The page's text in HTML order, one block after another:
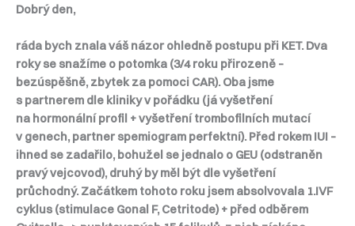
Dobrý den,
ráda bych znala váš názor ohledně postupu při KET. Dva
roky se snažíme o potomka (3/4 roku přirozeně –
bezúspěšně, zbytek za pomoci CAR). Oba jsme
s partnerem dle kliniky v pořádku (já vyšetření
na hormonální profil + vyšetření trombofilních mutací
v genech, partner spemiogram perfektní). Před rokem IUI –
ihned se zadařilo, bohužel se jednalo o GEU (odstraněn
pravý vejcovod), druhý by měl být dle vyšetření
průchodný. Začátkem tohoto roku jsem absolvovala 1.IVF
cyklus (stimulace Gonal F, Cetritode) + před odběrem